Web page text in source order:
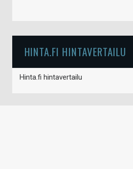
HINTA.FI HINTAVERTAILU
Hinta.fi hintavertailu